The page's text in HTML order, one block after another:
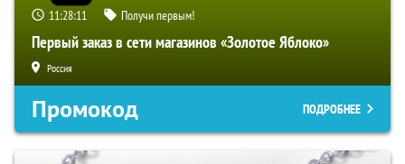
11:28:10 Получи первым!
Первый заказ в сети магазинов «Золотое Яблоко»
Россия
Промокод ПОДРОБНЕЕ